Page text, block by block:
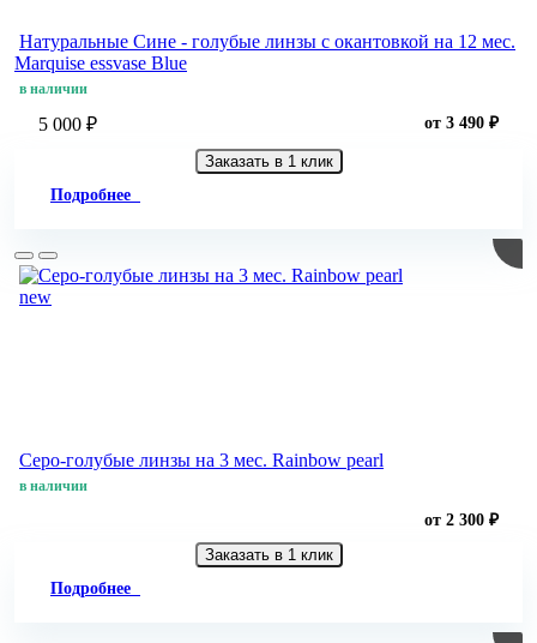
Натуральные Сине - голубые линзы c окантовкой на 12 мес.
Marquise essvase Blue
в наличии
5 000 ₽ от 3 490 ₽
Заказать в 1 клик
Подробнее
new
Серо-голубые линзы на 3 мес. Rainbow pearl
в наличии
от 2 300 ₽
Заказать в 1 клик
Подробнее